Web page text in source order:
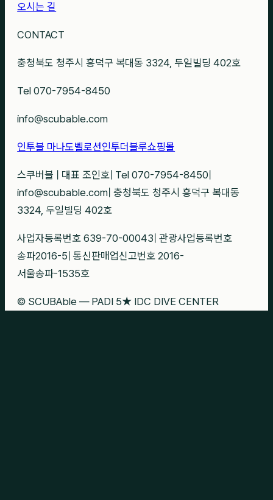
오시는 길
CONTACT
충청북도 청주시 흥덕구 복대동 3324, 두일빌딩 402호
Tel 070-7954-8450
info@scubable.com
인투블 마나도벨로션인투더블루쇼핑몰
스쿠버블 대표 조인호 Tel 070-7954-8450
info@scubable.com 충청북도 청주시 흥덕구 복대동
3324, 두일빌딩 402호
사업자등록번호 639-70-00043 관광사업등록번호
송파2016-5 통신판매업신고번호 2016-
서울송파-1535호
© SCUBAble — PADI 5★ IDC DIVE CENTER